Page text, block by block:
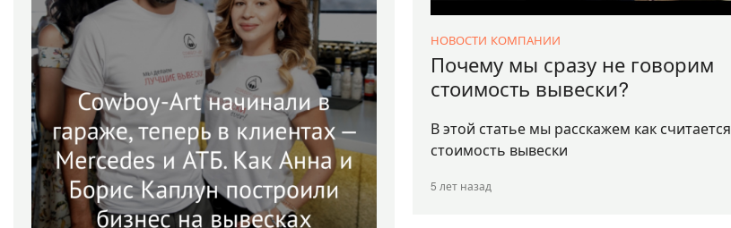
НОВОСТИ КОМПАНИИ
Почему мы сразу не говорим
стоимость вывески?
В этой статье мы расскажем как считается
стоимость вывески
5 лет назад